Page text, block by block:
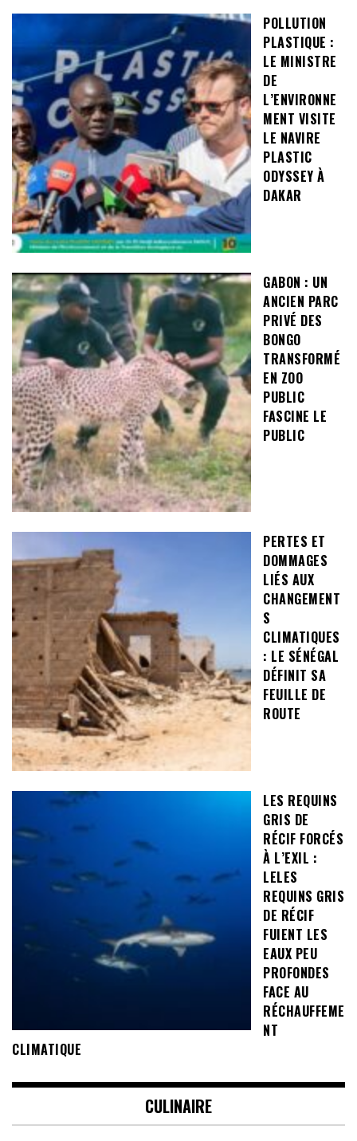
POLLUTION
PLASTIQUE :
LE MINISTRE
DE
L’ENVIRONNE
MENT VISITE
LE NAVIRE
PLASTIC
ODYSSEY À
DAKAR
GABON : UN
ANCIEN PARC
PRIVÉ DES
BONGO
TRANSFORMÉ
EN ZOO
PUBLIC
FASCINE LE
PUBLIC
PERTES ET
DOMMAGES
LIÉS AUX
CHANGEMENT
S
CLIMATIQUES
: LE SÉNÉGAL
DÉFINIT SA
FEUILLE DE
ROUTE
LES REQUINS
GRIS DE
RÉCIF FORCÉS
À L’EXIL :
LELES
REQUINS GRIS
DE RÉCIF
FUIENT LES
EAUX PEU
PROFONDES
FACE AU
RÉCHAUFFEME
NT
CLIMATIQUE
CULINAIRE